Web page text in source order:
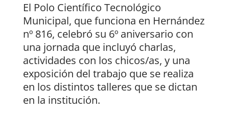
El Polo Científico Tecnológico
Municipal, que funciona en Hernández
nº 816, celebró su 6º aniversario con
una jornada que incluyó charlas,
actividades con los chicos/as, y una
exposición del trabajo que se realiza
en los distintos talleres que se dictan
en la institución.